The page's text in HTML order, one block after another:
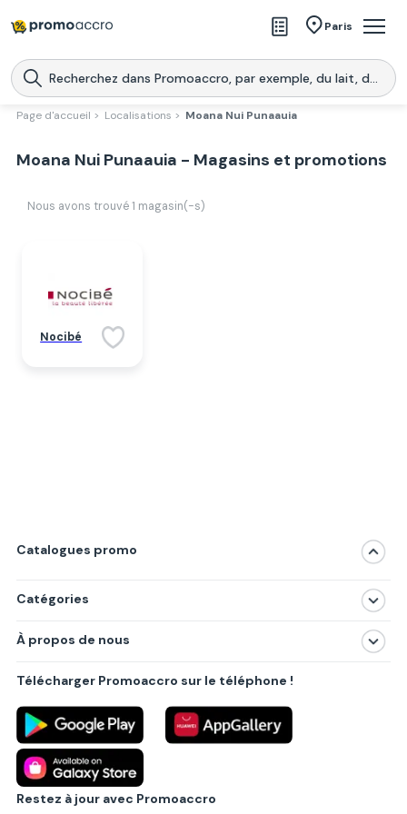
Paris
Magasins
Produits
Promoaccro
l'application
Page d'accueil > Localisations > Moana Nui Punaauia
Moana Nui Punaauia - Magasins et promotions
Nous avons trouvé 1 magasin(-s)
Nocibé
Catalogues promo
Catégories
Produits
Villes principales
À propos de nous
Politique de confidentialité
Règlements
Partenariat B2B
Blog
Contact
Télécharger Promoaccro sur le téléphone !
Restez à jour avec Promoaccro